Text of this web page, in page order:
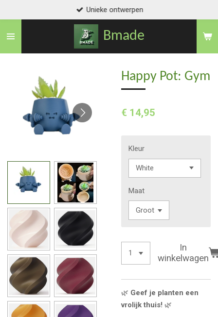
naar
Bmade
Unieke ontwerpen
Happy Pot: Gym
€ 14,95
Kleur
Maat
In
winkelwagen
🌿 Geef je planten een
vrolijk thuis! 🌿